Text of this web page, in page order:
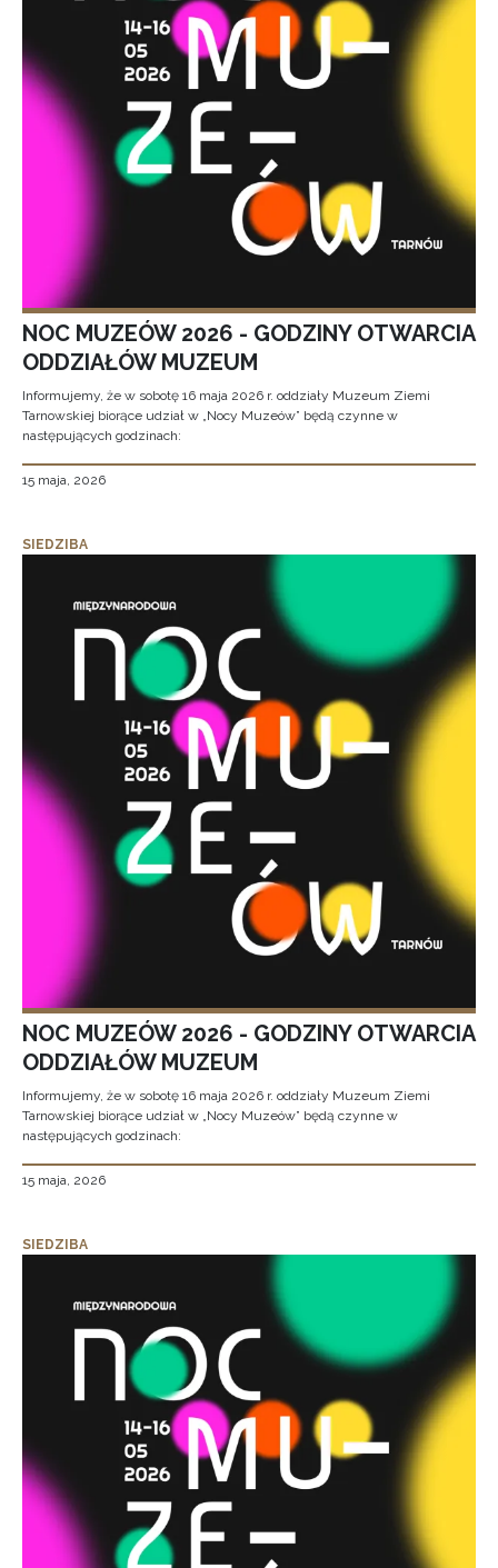
NOC MUZEÓW 2026 - GODZINY OTWARCIA
ODDZIAŁÓW MUZEUM
Informujemy, że w sobotę 16 maja 2026 r. oddziały Muzeum Ziemi
Tarnowskiej biorące udział w „Nocy Muzeów” będą czynne w
następujących godzinach:
15 maja, 2026
SIEDZIBA
NOC MUZEÓW 2026 - GODZINY OTWARCIA
ODDZIAŁÓW MUZEUM
Informujemy, że w sobotę 16 maja 2026 r. oddziały Muzeum Ziemi
Tarnowskiej biorące udział w „Nocy Muzeów” będą czynne w
następujących godzinach:
15 maja, 2026
SIEDZIBA